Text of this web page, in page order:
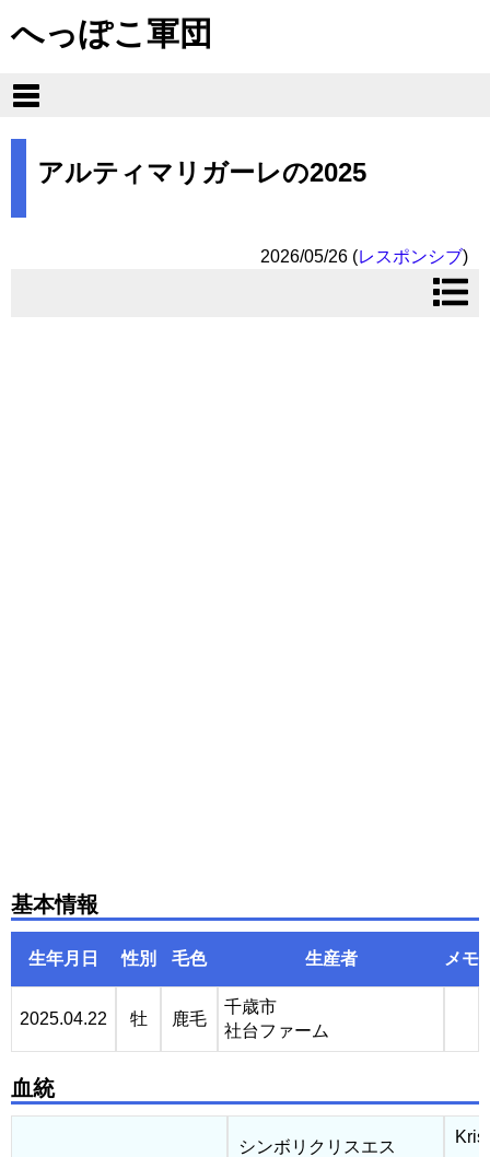
へっぽこ軍団
アルティマリガーレの2025
2026/05/26 (レスポンシブ)
基本情報
生年月日 性別 毛色 生産者 メモ
2025.04.22 牡 鹿毛
千歳市
社台ファーム
血統
シンボリクリスエス
Kris